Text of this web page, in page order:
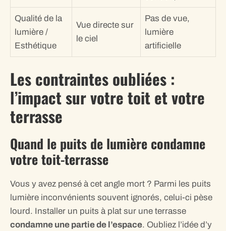
Qualité de la
lumière /
Esthétique
Vue directe sur
le ciel
Pas de vue,
lumière
artificielle
Les contraintes oubliées :
l’impact sur votre toit et votre
terrasse
Quand le puits de lumière condamne
votre toit-terrasse
Vous y avez pensé à cet angle mort ? Parmi les puits
lumière inconvénients souvent ignorés, celui-ci pèse
lourd. Installer un puits à plat sur une terrasse
condamne une partie de l’espace. Oubliez l’idée d’y